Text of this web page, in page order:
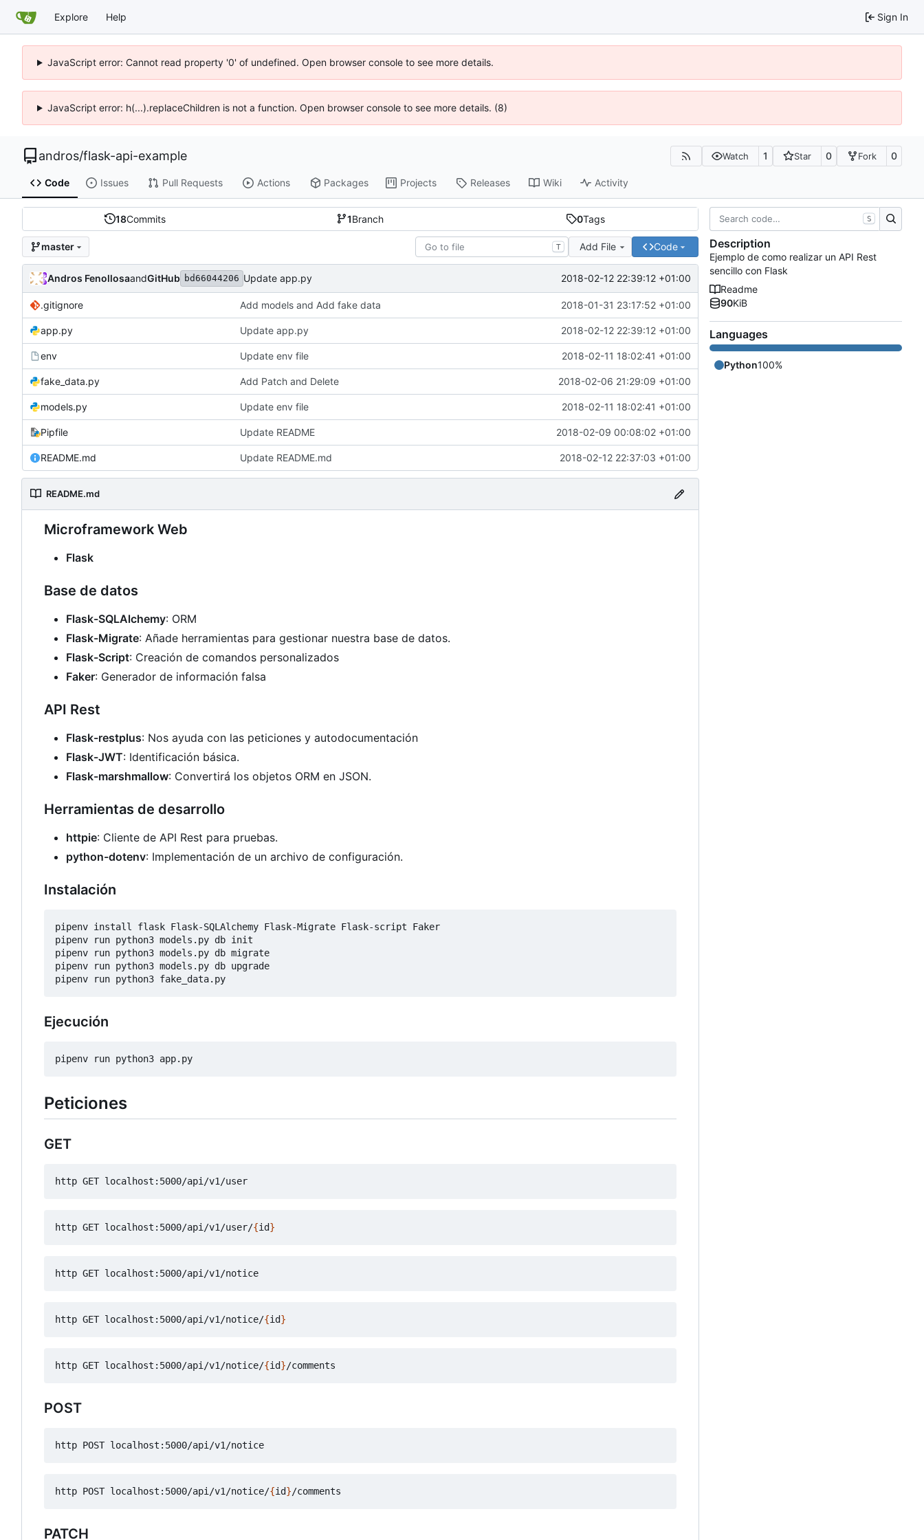
Explore Help Sign In
JavaScript error: Cannot read property '0' of undefined. Open browser console to see more details.
JavaScript error: h(...).replaceChildren is not a function. Open browser console to see more details. (8)
andros/flask-api-example Watch 1 Star 0 Fork 0
Code Issues Pull Requests Actions Packages Projects Releases Wiki Activity
18Commits 1Branch 0Tags
master T Add File Code
Andros FenollosaandGitHub bd66044206 Update app.py 2018-02-12 22:39:12 +01:00
.gitignore Add models and Add fake data 2018-01-31 23:17:52 +01:00
app.py Update app.py 2018-02-12 22:39:12 +01:00
env Update env file 2018-02-11 18:02:41 +01:00
fake_data.py Add Patch and Delete 2018-02-06 21:29:09 +01:00
models.py Update env file 2018-02-11 18:02:41 +01:00
Pipfile Update README 2018-02-09 00:08:02 +01:00
README.md Update README.md 2018-02-12 22:37:03 +01:00
README.md
Microframework Web
Flask
Base de datos
Flask-SQLAlchemy: ORM
Flask-Migrate: Añade herramientas para gestionar nuestra base de datos.
Flask-Script: Creación de comandos personalizados
Faker: Generador de información falsa
API Rest
Flask-restplus: Nos ayuda con las peticiones y autodocumentación
Flask-JWT: Identificación básica.
Flask-marshmallow: Convertirá los objetos ORM en JSON.
Herramientas de desarrollo
httpie: Cliente de API Rest para pruebas.
python-dotenv: Implementación de un archivo de configuración.
Instalación
pipenv install flask Flask-SQLAlchemy Flask-Migrate Flask-script Faker
pipenv run python3 models.py db init
pipenv run python3 models.py db migrate
pipenv run python3 models.py db upgrade
Ejecución
Peticiones
GET
http GET localhost:5000/api/v1/user/{id}
http GET localhost:5000/api/v1/notice/{id}
http GET localhost:5000/api/v1/notice/{id}
POST
http POST localhost:5000/api/v1/notice/{id}
PATCH
S
Description
Ejemplo de como realizar un API Rest
sencillo con Flask
Readme
90KiB
Languages
Python100%